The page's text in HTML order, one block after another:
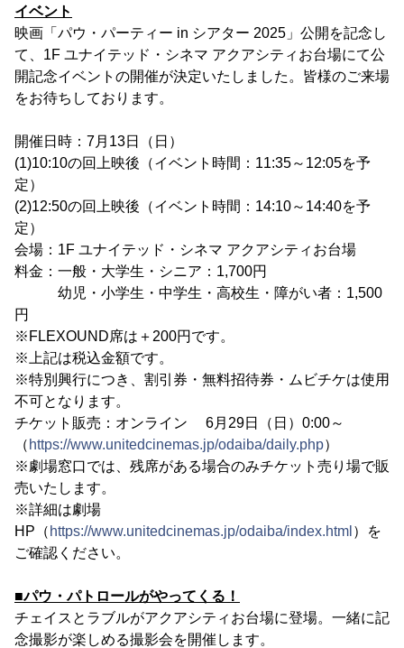
イベント
映画「パウ・パーティー in シアター 2025」公開を記念し
て、1F ユナイテッド・シネマ アクアシティお台場にて公
開記念イベントの開催が決定いたしました。皆様のご来場
をお待ちしております。
開催日時：7月13日（日）
(1)10:10の回上映後（イベント時間：11:35～12:05を予
定）
(2)12:50の回上映後（イベント時間：14:10～14:40を予
定）
会場：1F ユナイテッド・シネマ アクアシティお台場
料金：一般・大学生・シニア：1,700円
幼児・小学生・中学生・高校生・障がい者：1,500
円
※FLEXOUND席は＋200円です。
※上記は税込金額です。
※特別興行につき、割引券・無料招待券・ムビチケは使用
不可となります。
チケット販売：オンライン 6月29日（日）0:00～
（ https://www.unitedcinemas.jp/odaiba/daily.php）
※劇場窓口では、残席がある場合のみチケット売り場で販
売いたします。
※詳細は劇場
HP（ https://www.unitedcinemas.jp/odaiba/index.html ）を
ご確認ください。
■パウ・パトロールがやってくる！
チェイスとラブルがアクアシティお台場に登場。一緒に記
念撮影が楽しめる撮影会を開催します。